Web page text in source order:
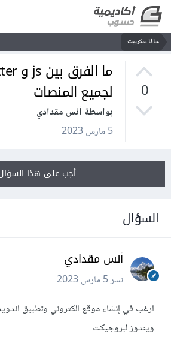
جافا سكريبت
0
لجميع المنصات
بواسطة أنس مقدادي
5 مارس 2023
أجب على هذا السؤال
السؤال
أنس مقدادي
نشر5 مارس 2023
ويندوز لبروجيكت